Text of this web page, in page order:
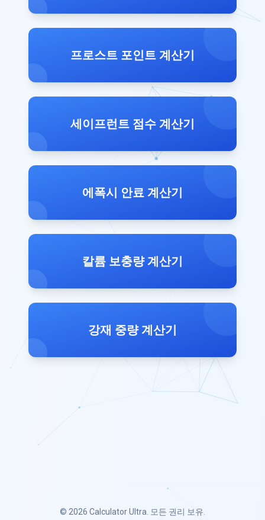
프로스트 포인트 계산기
세이프런트 점수 계산기
에폭시 안료 계산기
칼륨 보충량 계산기
강재 중량 계산기
© 2026 Calculator Ultra . 모든 권리 보유.